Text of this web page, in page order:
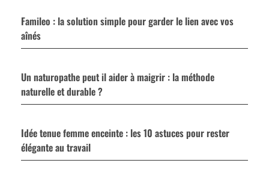
Famileo : la solution simple pour garder le lien avec vos
aînés
Un naturopathe peut il aider à maigrir : la méthode
naturelle et durable ?
Idée tenue femme enceinte : les 10 astuces pour rester
élégante au travail